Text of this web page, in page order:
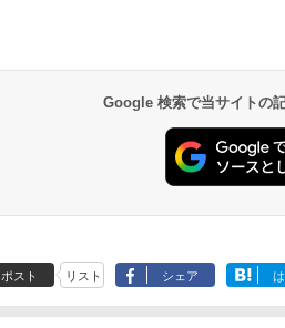
10,450円～
19,541円～
7,950円～
5,758円～
Google 検索で当サイトの
ポスト リスト シェア